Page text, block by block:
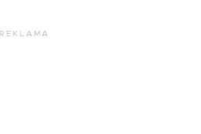
REKLAMA